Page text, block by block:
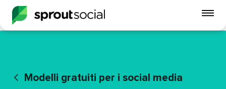
Modelli gratuiti per i social media​​